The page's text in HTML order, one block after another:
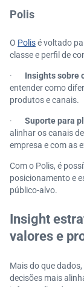
Polis
O Polisé voltado
classe e perfil de
· Insights sobre
entender como
produtos e canais.
· Suporte para
alinhar os canais
empresa e com as
Com o Polis, é
posicionamento e
público-alvo.
Insight
valores e
Mais do que
decisões mais